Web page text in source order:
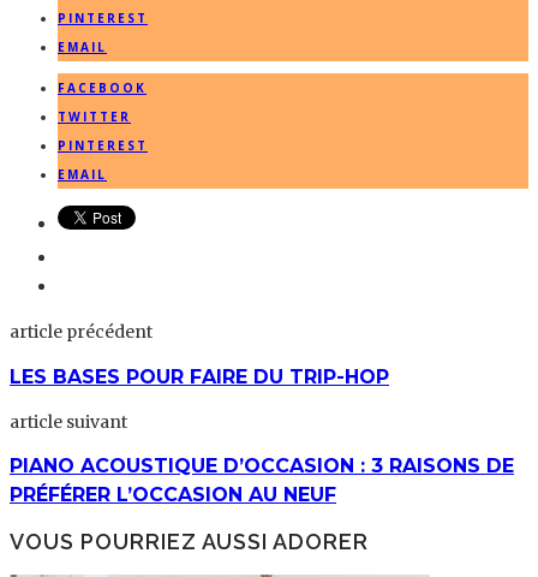
PINTEREST
EMAIL
FACEBOOK
TWITTER
PINTEREST
EMAIL
article précédent
LES BASES POUR FAIRE DU TRIP-HOP
article suivant
PIANO ACOUSTIQUE D’OCCASION : 3 RAISONS DE
PRÉFÉRER L’OCCASION AU NEUF
VOUS POURRIEZ AUSSI ADORER